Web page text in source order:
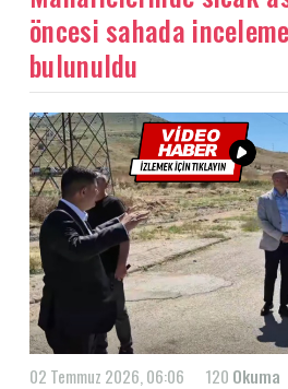
öncesi sahada
bulunuldu
02 Temmuz 2026, 06:06 120 Okuma